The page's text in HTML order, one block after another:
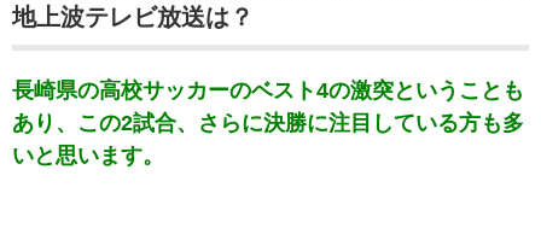
地上波テレビ放送は？
長崎県の高校サッカーのベスト4の激突ということも
あり、この2試合、さらに決勝に注目している方も多
いと思います。